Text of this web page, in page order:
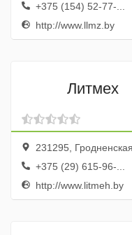
+375 (154) 52-77-...
http://www.llmz.by
Литмех
231295, Гродненская
+375 (29) 615-96-...
http://www.litmeh.by